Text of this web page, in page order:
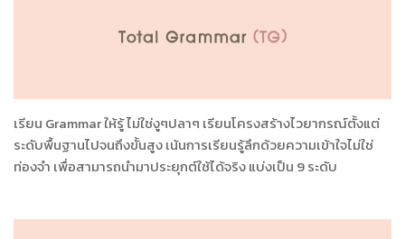
เรียน Grammar ให้รู้ ไม่ใช่งูๆปลาๆ เรียนโครงสร้างไวยากรณ์ตั้งแต่
ระดับพื้นฐานไปจนถึงขั้นสูง เน้นการเรียนรู้ลึกด้วยความเข้าใจไม่ใช่
ท่องจำ เพื่อสามารถนำมาประยุกต์ใช้ได้จริง แบ่งเป็น 9 ระดับ